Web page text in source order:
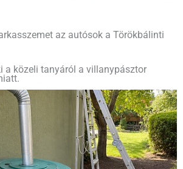
az autósok a Törökbálinti
a közeli tanyáról a villanypásztor